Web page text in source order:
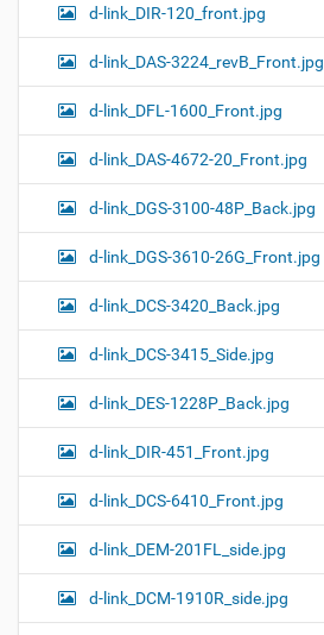
d-link_DIR-120_front.jpg
d-link_DAS-3224_revB_Front.jpg
d-link_DFL-1600_Front.jpg
d-link_DAS-4672-20_Front.jpg
d-link_DGS-3100-48P_Back.jpg
d-link_DGS-3610-26G_Front.jpg
d-link_DCS-3420_Back.jpg
d-link_DCS-3415_Side.jpg
d-link_DES-1228P_Back.jpg
d-link_DIR-451_Front.jpg
d-link_DCS-6410_Front.jpg
d-link_DEM-201FL_side.jpg
d-link_DCM-1910R_side.jpg